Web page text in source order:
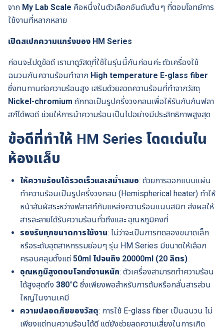
จาก My Lab Scale คือหนึ่งในตัวเลือกอันดับต้นๆ ที่ตอบโจทย์การ
ใช้งานที่หลากหลาย
เปิดสเปกความแกร่งของ HM Series
ก่อนจะไปดูข้อดี เรามาดูวัสดุที่ใช้ในรุ่นนี้กันก่อนค่ะ ตัวเครื่องใช้
ฉนวนกันความร้อนทำจาก High temperature E-glass fiber
ซึ่งทนทานต่อความร้อนสูง เสริมด้วยลวดความร้อนที่ทำจากวัสดุ
Nickel-chromium ถักทอเป็นรูปครึ่งวงกลมเพื่อให้รับกับก้นฟลา
สก์ได้พอดี ช่วยให้การนำความร้อนเป็นไปอย่างมีประสิทธิภาพสูงสุด
ข้อดีที่ทำให้ HM Series โดดเด่นใน
ห้องแล็บ
ให้ความร้อนได้รวดเร็วและสม่ำเสมอ: ด้วยการออกแบบแผ่น
ทำความร้อนเป็นรูปครึ่งวงกลม (Hemispherical heater) ทำให้
หน้าสัมผัสระหว่างฟลาสก์กับแหล่งความร้อนแนบสนิท ส่งผลให้
สารละลายได้รับความร้อนทั่วถึงและ อุณหภูมิคงที่
รองรับทุกขนาดการใช้งาน: ไม่ว่าจะเป็นการทดลองขนาดเล็ก
หรือระดับอุตสาหกรรมย่อมๆ รุ่น HM Series มีขนาดให้เลือก
ครอบคลุมตั้งแต่50ml ไปจนถึง 20000ml (20 ลิตร)
อุณหภูมิสูงตอบโจทย์งานหนัก: ตัวเครื่องสามารถทำความร้อน
ได้สูงสุดถึง 380°C ซึ่งเพียงพอสำหรับการต้มหรือกลั่นสารส่วน
ใหญ่ในงานเคมี
ความปลอดภัยของวัสดุ: การใช้ E-glass fiber เป็นฉนวน ไม่
เพียงแต่ทนความร้อนได้ดี แต่ยังช่วยลดความเสี่ยงในการเกิด